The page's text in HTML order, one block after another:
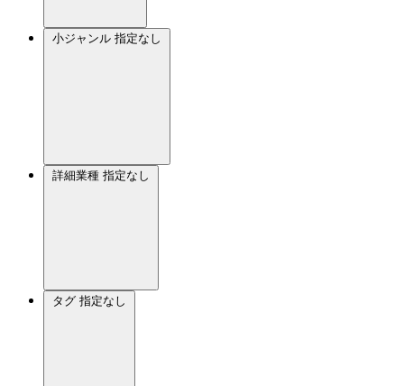
小ジャンル 指定なし
詳細業種 指定なし
タグ 指定なし